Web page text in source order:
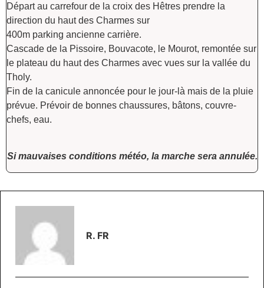
Départ au carrefour de la croix des Hêtres prendre la
direction du haut des Charmes sur
400m parking ancienne carrière.
Cascade de la Pissoire, Bouvacote, le Mourot, remontée sur
le plateau du haut des Charmes avec vues sur la vallée du
Tholy.
Fin de la canicule annoncée pour le jour-là mais de la pluie
prévue. Prévoir de bonnes chaussures, bâtons, couvre-
chefs, eau.
Si mauvaises conditions météo, la marche sera annulée.
R. FR